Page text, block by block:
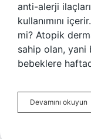
anti-alerji
kullanımını
mi? Atopik
sahip olan, yani
bebeklere
Devamını okuyun